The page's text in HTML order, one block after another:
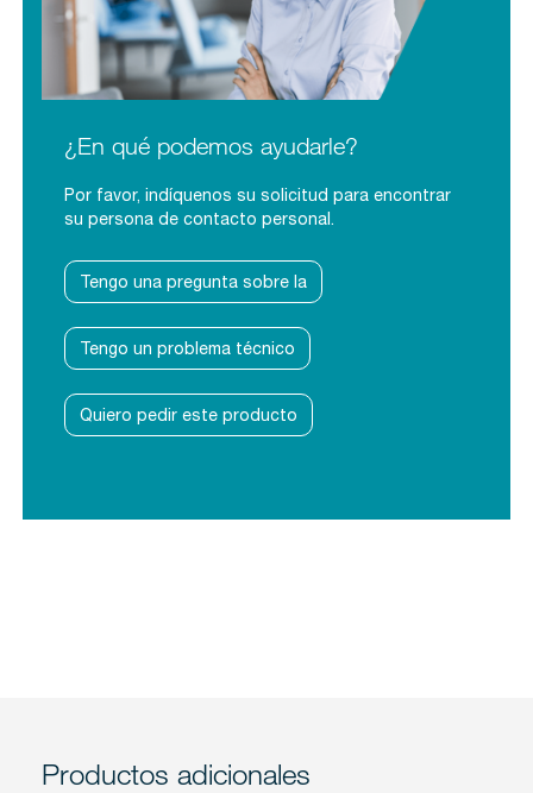
¿En qué podemos ayudarle?
Por favor, indíquenos su solicitud para encontrar
su persona de contacto personal.
Tengo una pregunta sobre la
Tengo un problema técnico
Quiero pedir este producto
Productos adicionales